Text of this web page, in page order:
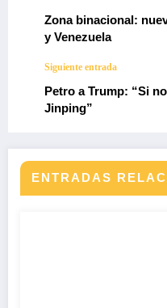
Zona binacional:
y Venezuela
Siguiente entrada
Petro a Trump: “Si
Jinping”
ENTRADAS